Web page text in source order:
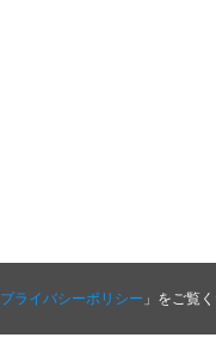
プライバシーポリシー 」をご覧く